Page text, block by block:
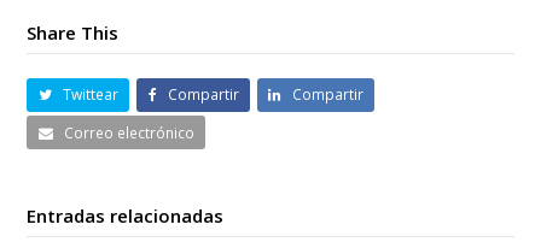
Share This
Twittear Compartir
Compartir
Correo electrónico
Entradas relacionadas